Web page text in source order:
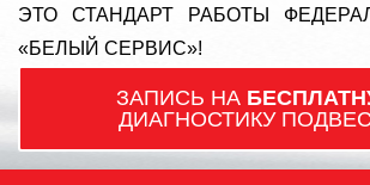
ЭТО СТАНДАРТ РАБОТЫ
«БЕЛЫЙ СЕРВИС»!
ЗАПИСЬ НА
ДИАГНОСТИКУ